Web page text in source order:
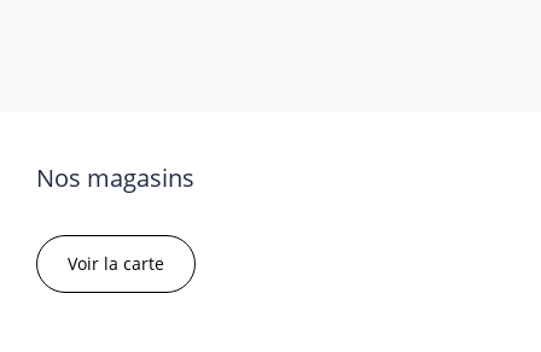
Nos magasins
Voir la carte